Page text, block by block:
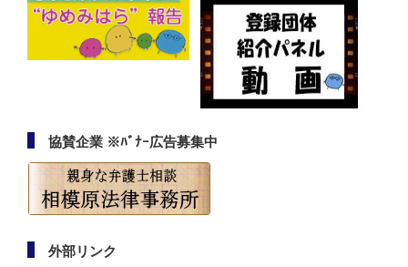
協賛企業 ※ﾊﾞﾅｰ広告募集中
外部リンク